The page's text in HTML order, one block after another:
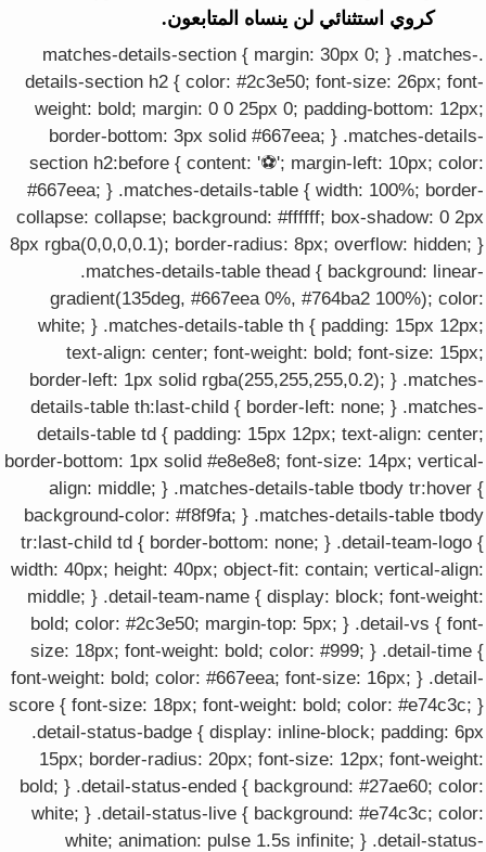
كروي استثنائي لن ينساه المتابعون.
.matches-details-section { margin: 30px 0; } .matches-
details-section h2 { color: #2c3e50; font-size: 26px; font-
weight: bold; margin: 0 0 25px 0; padding-bottom: 12px;
border-bottom: 3px solid #667eea; } .matches-details-
section h2:before { content: '⚽'; margin-left: 10px; color:
#667eea; } .matches-details-table { width: 100%; border-
collapse: collapse; background: #ffffff; box-shadow: 0 2px
8px rgba(0,0,0,0.1); border-radius: 8px; overflow: hidden; }
.matches-details-table thead { background: linear-
gradient(135deg, #667eea 0%, #764ba2 100%); color:
white; } .matches-details-table th { padding: 15px 12px;
text-align: center; font-weight: bold; font-size: 15px;
border-left: 1px solid rgba(255,255,255,0.2); } .matches-
details-table th:last-child { border-left: none; } .matches-
details-table td { padding: 15px 12px; text-align: center;
border-bottom: 1px solid #e8e8e8; font-size: 14px; vertical-
align: middle; } .matches-details-table tbody tr:hover {
background-color: #f8f9fa; } .matches-details-table tbody
tr:last-child td { border-bottom: none; } .detail-team-logo {
width: 40px; height: 40px; object-fit: contain; vertical-align:
middle; } .detail-team-name { display: block; font-weight:
bold; color: #2c3e50; margin-top: 5px; } .detail-vs { font-
size: 18px; font-weight: bold; color: #999; } .detail-time {
font-weight: bold; color: #667eea; font-size: 16px; } .detail-
score { font-size: 18px; font-weight: bold; color: #e74c3c; }
.detail-status-badge { display: inline-block; padding: 6px
15px; border-radius: 20px; font-size: 12px; font-weight:
bold; } .detail-status-ended { background: #27ae60; color:
white; } .detail-status-live { background: #e74c3c; color:
white; animation: pulse 1.5s infinite; } .detail-status-